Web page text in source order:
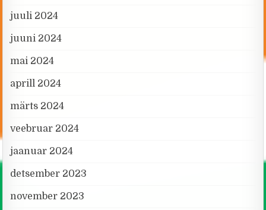
juuli 2024
juuni 2024
mai 2024
aprill 2024
märts 2024
veebruar 2024
jaanuar 2024
detsember 2023
november 2023